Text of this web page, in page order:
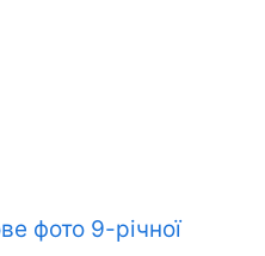
фото 9-річної